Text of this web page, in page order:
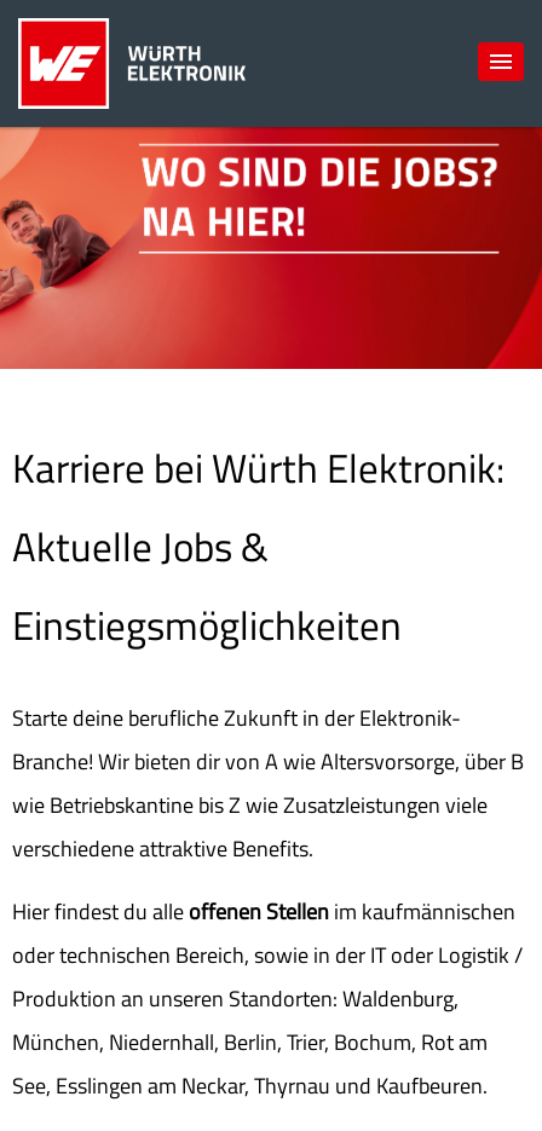
Karriere bei Würth Elektronik:
Aktuelle Jobs &
Einstiegsmöglichkeiten
Starte deine berufliche Zukunft in der Elektronik-
Branche! Wir bieten dir von A wie Altersvorsorge, über B
wie Betriebskantine bis Z wie Zusatzleistungen viele
verschiedene attraktive Benefits.
Hier findest du alleoffenen Stellenim kaufmännischen
oder technischen Bereich, sowie in der IT oder Logistik /
Produktion an unseren Standorten: Waldenburg,
München, Niedernhall, Berlin, Trier, Bochum, Rot am
See, Esslingen am Neckar, Thyrnau und Kaufbeuren.